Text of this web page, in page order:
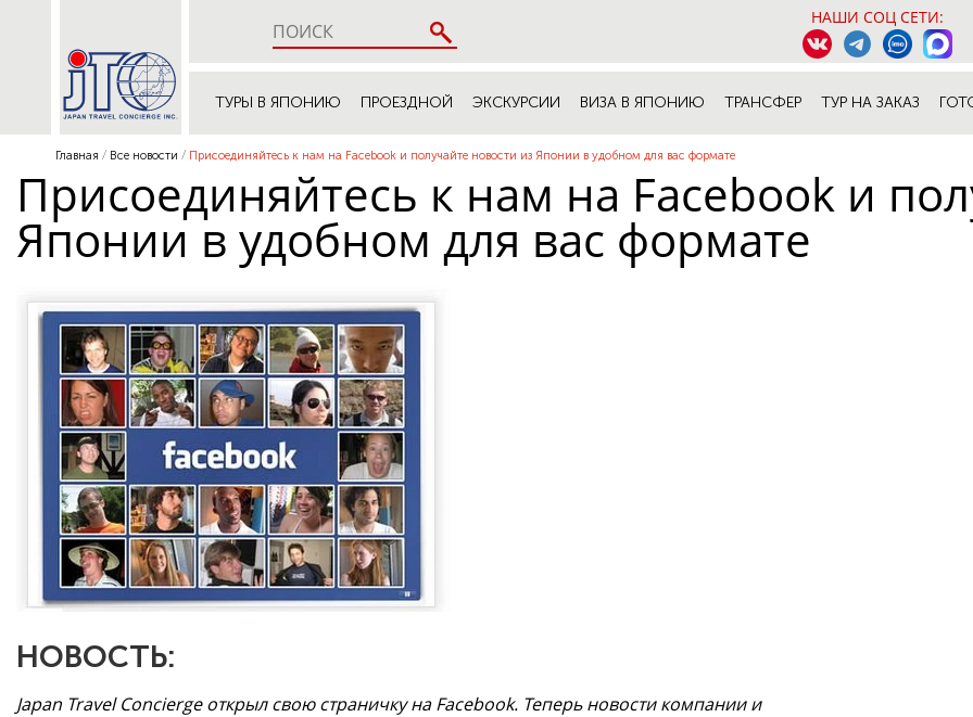
НАШИ СОЦ СЕТИ:
ТУРЫ В ЯПОНИЮ ПРОЕЗДНОЙ ЭКСКУРСИИ ВИЗА В ЯПОНИЮ ТРАНСФЕР ТУР НА ЗАКАЗ
Главная Все новости Присоединяйтесь к нам на Facebook и получайте новости из Японии в удобном для вас формате
Присоединяйтесь к нам на Facebook и
Японии в удобном для вас формате
НОВОСТЬ:
Japan Travel Concierge открыл свою страничку на Facebook. Теперь новости компании и